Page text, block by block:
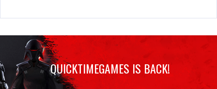
QUICKTIMEGAMES IS BACK!